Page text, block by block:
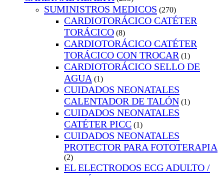
SUMINISTROS MEDICOS (270)
CARDIOTORÁCICO CATÉTER
TORÁCICO (8)
CARDIOTORÁCICO CATÉTER
TORÁCICO CON TROCAR (1)
CARDIOTORÁCICO SELLO DE
AGUA (1)
CUIDADOS NEONATALES
CALENTADOR DE TALÓN (1)
CUIDADOS NEONATALES
CATÉTER PICC (1)
CUIDADOS NEONATALES
PROTECTOR PARA FOTOTERAPIA
(2)
EL ELECTRODOS ECG ADULTO /